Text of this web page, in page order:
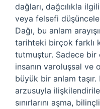
dağları, dağcılıkla
veya felsefi
Dağı, bu anlam
tarihteki birçok farklı
tutmuştur. Sadece
insanın varoluşsal
büyük bir anlam taşır.
arzusuyla
sınırlarını aşma,